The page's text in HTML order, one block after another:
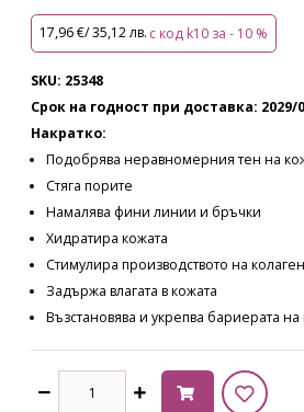
17,96 €/ 35,12 лв. с код k10 за - 10 %
SKU: 25348
Срок на годност при доставка: 2029/
Накратко:
Подобрява неравномерния тен на
Стяга порите
Намалява фини линии и бръчки
Хидратира кожата
Стимулира производството на
Задържа влагата в кожата
Възстановява и укрепва бариерата на